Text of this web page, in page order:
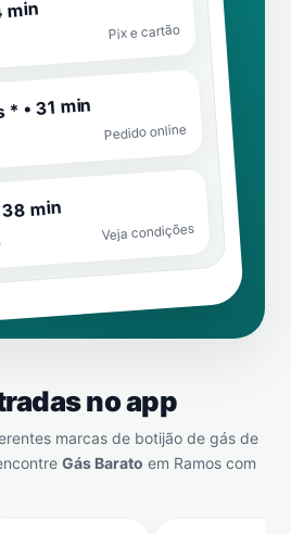
min
Pix e cartão
• 31 min
Pedido online
min
Veja condições
no app
marcas de botijão de gás de
Gás Barato em Ramos com